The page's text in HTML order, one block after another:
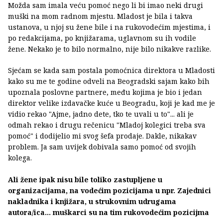
Možda sam imala veću pomoć nego li bi imao neki drugi
muški na mom radnom mjestu. Mladost je bila i takva
ustanova, u njoj su žene bile i na rukovodećim mjestima, i
po redakcijama, po knjižarama, uglavnom su ih vodile
žene. Nekako je to bilo normalno, nije bilo nikakve razlike.
Sjećam se kada sam postala pomoćnica direktora u Mladosti
kako su me te godine odveli na Beogradski sajam kako bih
upoznala poslovne partnere, među kojima je bio i jedan
direktor velike izdavačke kuće u Beogradu, koji je kad me je
vidio rekao "Ajme, jadno dete, tko te uvali u to"... ali je
odmah rekao i drugu rečenicu "Mladoj kolegici treba sva
pomoć" i dodijelio mi svog šefa prodaje. Dakle, nikakav
problem. Ja sam uvijek dobivala samo pomoć od svojih
kolega.
Ali žene ipak nisu bile toliko zastupljene u
organizacijama, na vodećim pozicijama u npr. Zajednici
nakladnika i knjižara, u strukovnim udrugama
autora/ica... muškarci su na tim rukovodećim pozicijma